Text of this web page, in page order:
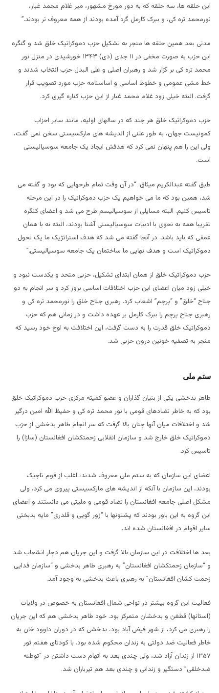
این حلقه ها، سه حلقه که به دور مورخ مشهور، میر غلام محمد غبار،
نورمحمد تره کی، و ببرک کارمل گرد آمده بودند از همه معروف تر بودند.”
مدتی بعد همین حلقه ها منجر به تشکیل حزب دموکراتیک خلق شد و گنگره
این حزب به صورت مخفی در ۱۱ جدی (دی) ۱۳۴۳ خورشیدی در منزل نور
محمد تره کی بر گزار شد و رهبران اصلی و علی البدل حزب انتخاب شدند و
خط مشی عمومی و خطوط اساسی و اساسنامه حزب مورد تصویب قرار
گرفت. البته خیلی زود غلام محمد غبار از این حزب کناره گیری کرد.
حزب دموکراتیک خلق هر چند که در سالهای اولیه، مانند سایر احزاب
کمونیست جهان، به طور علنی از اندیشه های مارکسیستی سخن نمی گفت،
ولی این را هم پنهان نمی کرد که هدفش ایجاد یک جامعه سوسیالیستی
است.
طبق گفته عبدالکریم میثاق: “در آن وقت تمام طرحهایی که بود و گفته می
شد، همین بود که ما می خواهیم یک حزب دموکراتیک را در این مرحله
تاسیس کنیم. البته مسایلی از سوسیالیسم طرح می شد و اعضای کنگره
تقریبا همه به نحوی با ادبیات سوسیالیستی آشنا بودند، البته نه با همان
عمقی که باید باشد. در آنجا گفته می شد که هدف استراتژیک ما یک تحول
دموکراتیک است و هدف نهایی ما ساختمان یک جامعه سوسیالیستی.”
حزب دموکراتیک خلق از همان ابتدای تشکیل، حزبی متحد و یکدست نبود و
خیلی زود میان اعضای این حزب اختلافات اساسی بروز کرد و سر انجام به دو
جناح “خلق” و “پرچم” اشعاب کرد. رهبری جناح خلق را نورمحمد تره کی و
رهبری جناح پرچم را ببرک کارمل بر عهده داشت و در زمانی هم که حزب
دموکراتیک خلق قدرت را به دست گرفت، این اختلافت به اوج خود رسید که
منجر به تصفیه خونین درون حزبی شد.
ستم ملی
طاهر بدخشی یکی از بنیان گذاران و عضو کمیته مرکزی حزب دموکراتیک خلق
بود که به خاطر تضادهای قومی با نور محمد تره کی و حفیظ الله امین درگیر
شد و اختلافات میان آنها چنان بالا گرفت که سر انجام طاهر بدخشی از حزب
دموکراتیک خلق خارج شد و سازمان انقلابی زحمتکشان افغانستان (سازا) را
تاسیس کرد.
اعضای این سازمان که به ستم ملی معروف شدند، اغلب از قوم تاجیک
بودند، این سازمان با آنکه از اندیشه های مارکسیستی پیروی می کرد، ولی
مشکل اصلی جامعه افغانستان را تضاد قومی و ملیتی می دانستند و اعضای
این گروه به این باور بودند که پشتونها با “زور گویی و قلدری” مایه بدبختی
سایر اقوام در افغانستان شده اند.
بعد ها اختلافت در این سازمان بالا گرفت و این جریان هم دچار انشعاب شد
و “سازمان زحمتکشان افغانستان” به رهبری طاهر بدخشی و “سازمان فدایی
زحمت کشان افغانستان” به رهبری باعث بدخشی به وجود آمد.
فعالیت این گروه بیشتر در نواحی شمال افغانستان به خصوص در ولایات
(استانها) قطغن و بدخشان متمرکز بود. خود طاهر بدخشی هم که این جریان
را رهبری می کرد، از شهر فیض آباد بود، بدخشی که در دوران داوود خان به
خاطر فعالیت ضد دولتی به زندان محکوم شده بود. با کودتای هفتم ثور
۱۳۵۷ از زندان آزاد شد، ولی چندی بعد به اتهام دست داشتن در “توطئه
ضدخلقی” دستگیر و زندانی و چندی بعد هم تیرباران شد.